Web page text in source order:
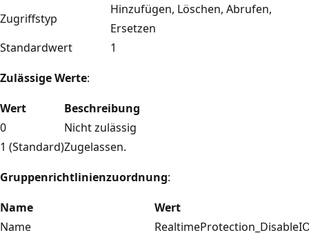
Zugriffstyp
Hinzufügen, Löschen, Abrufen,
Ersetzen
Standardwert
1
Zulässige Werte:
Wert
Beschreibung
0
Nicht zulässig
1 (Standard)Zugelassen.
Gruppenrichtlinienzuordnung:
Name
Wert
Name